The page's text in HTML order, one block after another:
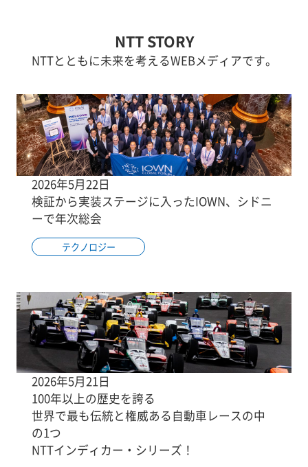
NTT STORY
NTTとともに未来を考えるWEBメディアです。
2026年5月22日
検証から実装ステージに入ったIOWN、シドニ
ーで年次総会
テクノロジー
2026年5月21日
100年以上の歴史を誇る
世界で最も伝統と権威ある自動車レースの中
の1つ
NTTインディカー・シリーズ！